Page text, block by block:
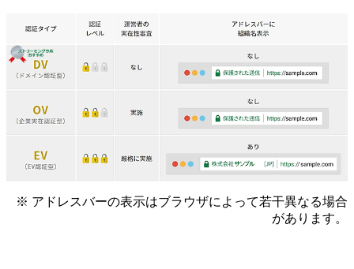
※ アドレスバーの表示はブラウザによって若干異なる場合
があります。